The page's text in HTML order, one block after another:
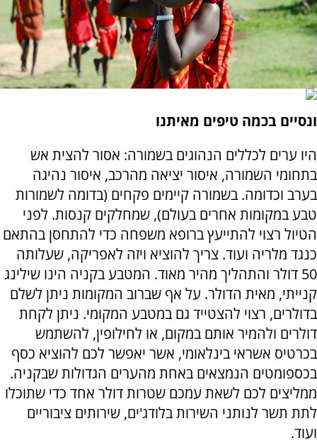
ונסיים בכמה טיפים מאיתנו
היו ערים לכללים הנהוגים בשמורה: אסור להצית אש
בתחומי השמורה, איסור יציאה מהרכב, איסור נהיגה
בערב וכדומה. בשמורה קיימים פקחים (בדומה לשמורות
טבע במקומות אחרים בעולם), שמחלקים קנסות. לפני
הטיול רצוי להתייעץ ברופא משפחה כדי להתחסן בהתאם
כנגד מלריה ועוד. צריך להוציא ויזה לאפריקה, שעלותה
50 דולר והתהליך מהיר מאוד. המטבע בקניה הינו שילינג
קנייתי, מאית הדולר. על אף שברוב המקומות ניתן לשלם
בדולרים, רצוי להצטייד גם במטבע המקומי. ניתן לקחת
דולרים ולהמיר אותם במקום, או לחילופין, להשתמש
בכרטיס אשראי בינלאומי, אשר יאפשר לכם להוציא כסף
בכספומטים הנמצאים באחת מהערים הגדולות שבקניה.
ממליצים לכם לשאת עמכם שטרות דולר אחד כדי שתוכלו
לתת תשר לנותני השירות בלודג'ים, שירותים ציבוריים
ועוד.